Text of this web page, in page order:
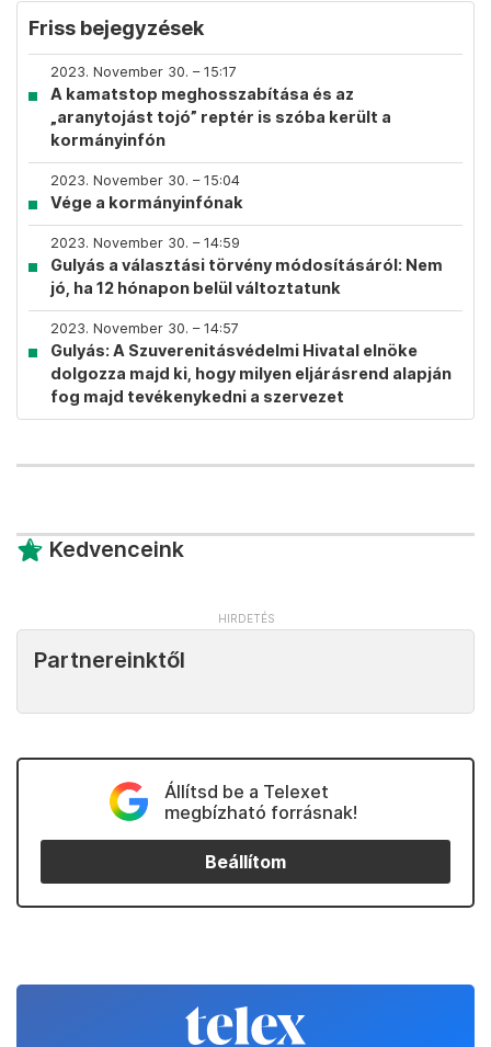
Friss bejegyzések
2023. November 30. – 15:17
A kamatstop meghosszabítása és az
„aranytojást tojó” reptér is szóba került a
kormányinfón
2023. November 30. – 15:04
Vége a kormányinfónak
2023. November 30. – 14:59
Gulyás a választási törvény módosításáról: Nem
jó, ha 12 hónapon belül változtatunk
2023. November 30. – 14:57
Gulyás: A Szuverenitásvédelmi Hivatal elnöke
dolgozza majd ki, hogy milyen eljárásrend alapján
fog majd tevékenykedni a szervezet
Kedvenceink
Partnereinktől
Állítsd be a Telexet
megbízható forrásnak!
Beállítom